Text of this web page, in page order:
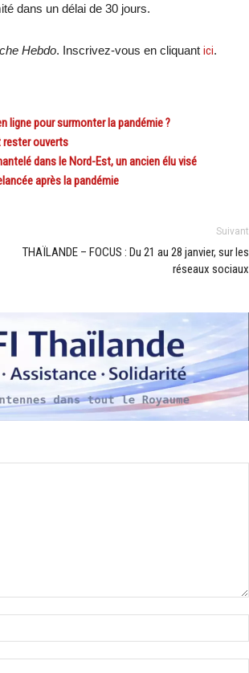
dans un délai de 30 jours.
Hebdo. Inscrivez-vous en cliquant ici.
ligne pour surmonter la pandémie ?
rester ouverts
dans le Nord-Est, un ancien élu visé
après la pandémie
Suivant
THAÏLANDE – FOCUS : Du 21 au 28 janvier, sur les
réseaux sociaux